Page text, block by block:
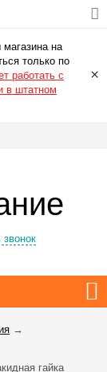
на
только по
работать с
в штатном
×
звонок
→
гайка